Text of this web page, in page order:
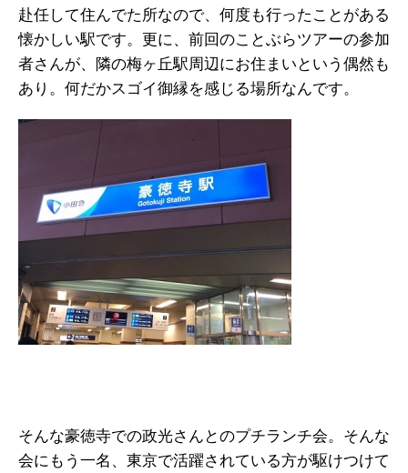
赴任して住んでた所なので、何度も行ったことがある
懐かしい駅です。更に、前回のことぶらツアーの参加
者さんが、隣の梅ヶ丘駅周辺にお住まいという偶然も
あり。何だかスゴイ御縁を感じる場所なんです。
そんな豪徳寺での政光さんとのプチランチ会。そんな
会にもう一名、東京で活躍されている方が駆けつけて